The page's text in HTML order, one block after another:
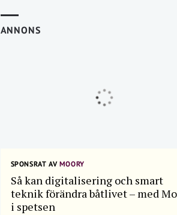
ANNONS
SPONSRAT AVMOORY
Så kan digitalisering och smart
teknik förändra båtlivet – med
i spetsen